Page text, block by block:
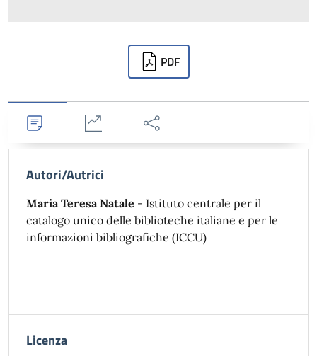
PDF
Dettagli Statistiche Condividi
Autori/Autrici
Maria Teresa Natale - Istituto centrale per il
catalogo unico delle biblioteche italiane e per le
informazioni bibliografiche (ICCU)
Licenza